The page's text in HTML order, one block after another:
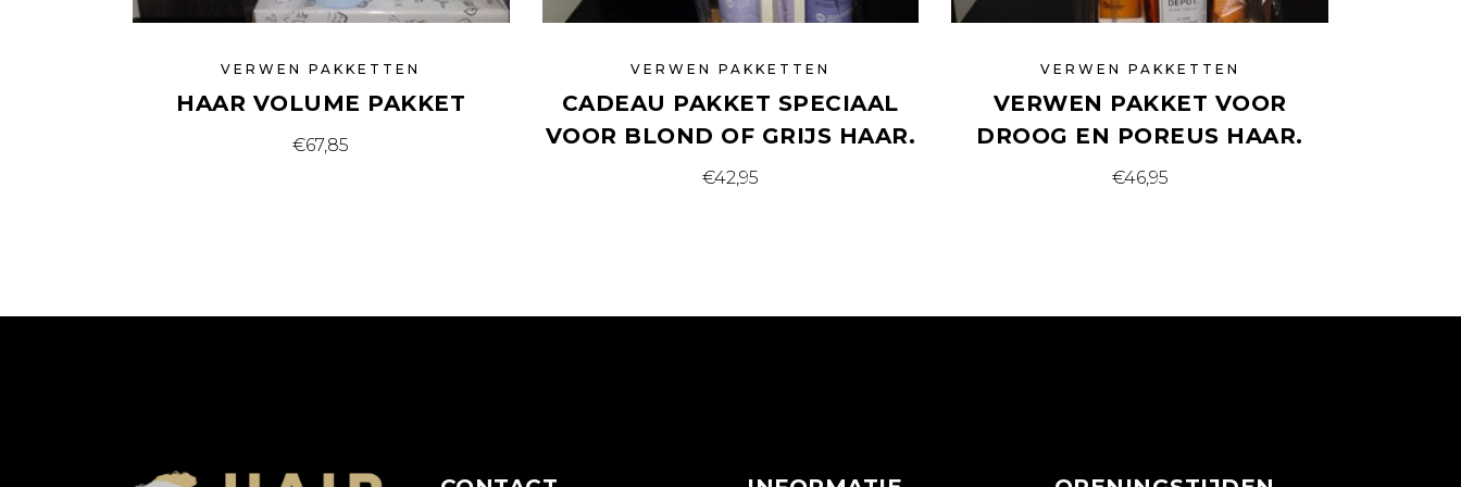
VERWEN PAKKETTEN
HAAR VOLUME PAKKET
€67,85
VERWEN PAKKETTEN
CADEAU PAKKET SPECIAAL
VOOR BLOND OF GRIJS HAAR.
€42,95
VERWEN PAKKETTEN
VERWEN PAKKET VOOR
DROOG EN POREUS HAAR.
€46,95